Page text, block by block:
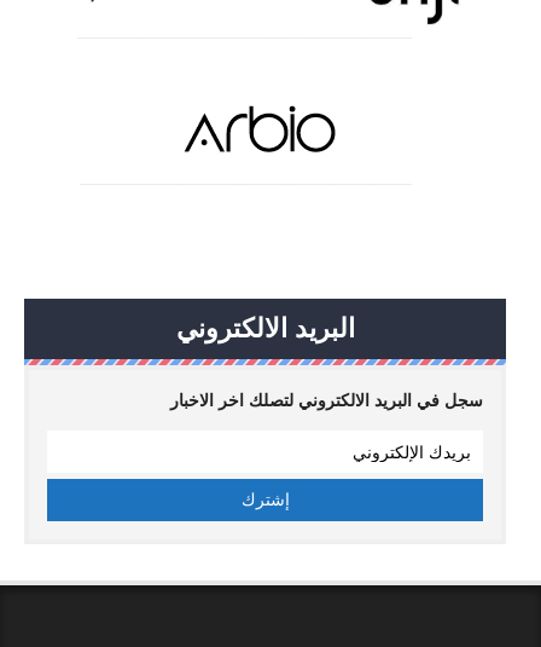
البريد الالكتروني
سجل في البريد الالكتروني لتصلك اخر الاخبار